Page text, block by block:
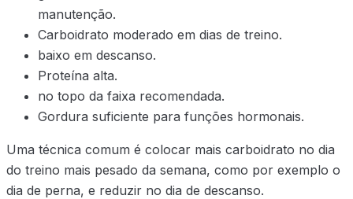
manutenção.
Carboidrato moderado em dias de treino.
baixo em descanso.
Proteína alta.
no topo da faixa recomendada.
Gordura suficiente para funções hormonais.
Uma técnica comum é colocar mais carboidrato no dia
do treino mais pesado da semana, como por exemplo o
dia de perna, e reduzir no dia de descanso.